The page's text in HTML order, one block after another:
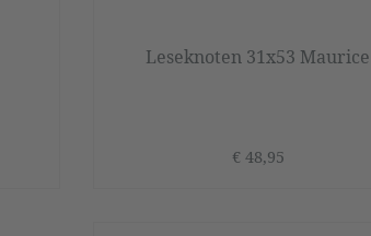
Leseknoten 31x53 Maurice
€ 48,95